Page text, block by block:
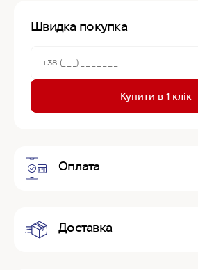
Швидка покупка
Купити в 1 клік
Оплата
Доставка